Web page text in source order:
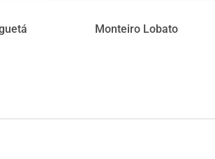
Monteiro Lobato